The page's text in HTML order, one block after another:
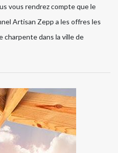
vous rendrez compte que le
Artisan Zepp a les offres les
charpente dans la ville de